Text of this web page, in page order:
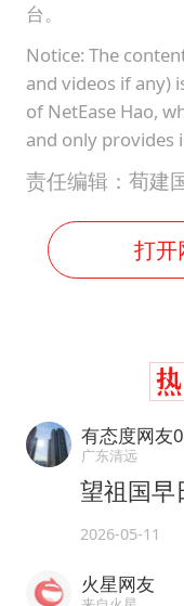
台。
Notice: The
and videos if any)
of NetEase Hao,
and only provides
责任编辑：荀建
打开
有态度网友
广东清远
望祖国早
2026-05-11
火星网友